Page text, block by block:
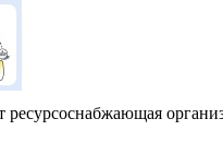
ресурсоснабжающая